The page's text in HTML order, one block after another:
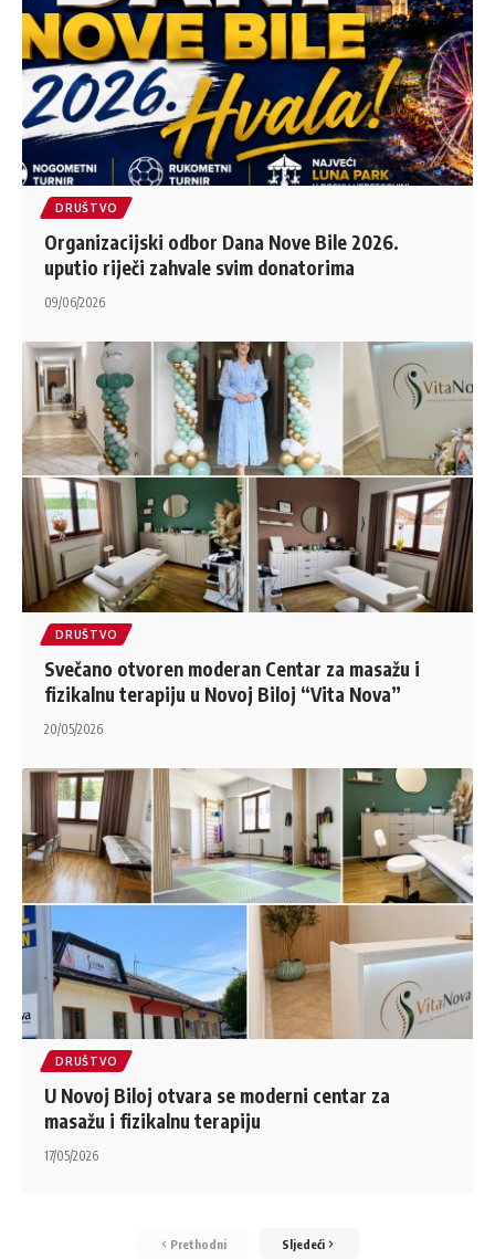
DRUŠTVO
Organizacijski odbor Dana Nove Bile 2026.
uputio riječi zahvale svim donatorima
09/06/2026
DRUŠTVO
Svečano otvoren moderan Centar za masažu i
fizikalnu terapiju u Novoj Biloj “Vita Nova”
20/05/2026
DRUŠTVO
U Novoj Biloj otvara se moderni centar za
masažu i fizikalnu terapiju
17/05/2026
Prethodni Sljedeći